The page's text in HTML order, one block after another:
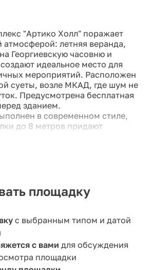
"Артико Холл" поражает
атмосферой: летняя веранда,
Георгиевскую часовню и
идеальное место для
мероприятий. Расположен
суеты, возле МКАД, где шум не
Предусмотрена бесплатная
зданием.
в современном стиле,
до 8 метров придают
для проведения
площадку
с выбранным типом и датой
с вами для обсуждения
площадки